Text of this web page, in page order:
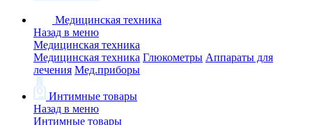
Медицинская техника
Назад в меню
Медицинская техника
Медицинская техника Глюкометры Аппараты для
лечения Мед.приборы
Интимные товары
Назад в меню
Интимные товары